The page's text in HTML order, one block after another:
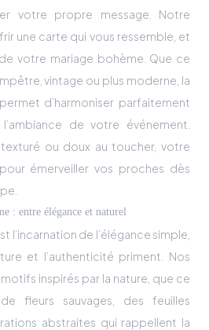
votre propre message. Notre
une carte qui vous ressemble, et
votre mariage bohème. Que ce
vintage ou plus moderne, la
d’harmoniser parfaitement
de votre événement.
ou doux au toucher, votre
émerveiller vos proches dès
: entre élégance et naturel
l’incarnation de l’élégance simple,
et l’authenticité priment. Nos
inspirés par la nature, que ce
fleurs sauvages, des feuilles
abstraites qui rappellent la